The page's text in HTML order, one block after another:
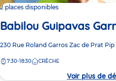
2 places disponibles
Babilou Guipavas
Adresse
la
230 Rue Roland Garros Zac de Prat
7:30-18:30 CRÈCHE
Voir plus de